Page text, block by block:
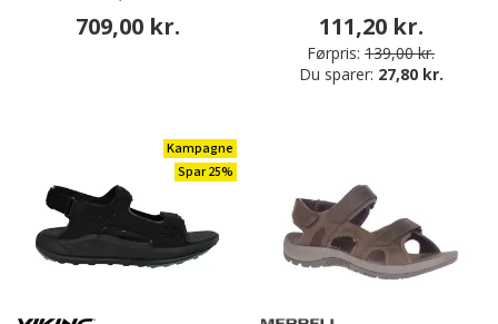
709,00 kr. 111,20 kr.
Førpris: 139,00 kr.
Du sparer: 27,80 kr.
Kampagne
Spar 25%